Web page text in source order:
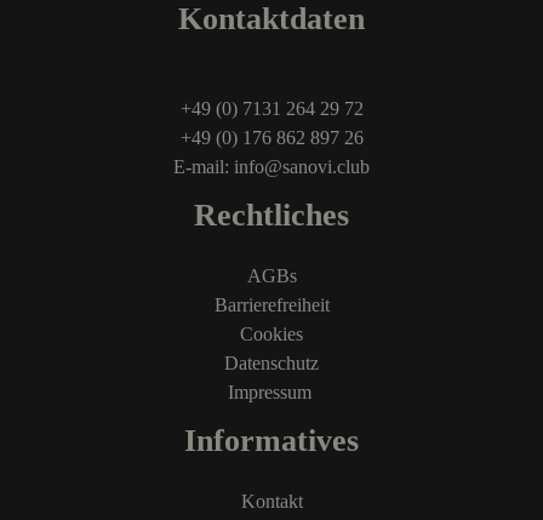
Kontaktdaten
+49 (0) 7131 264 29 72
+49 (0) 176 862 897 26
E-mail: info@sanovi.club
Rechtliches
AGBs
Barrierefreiheit
Cookies
Datenschutz
Impressum
Informatives
Kontakt